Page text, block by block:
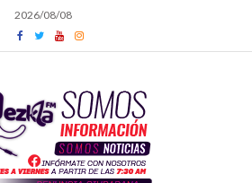
2026/08/08